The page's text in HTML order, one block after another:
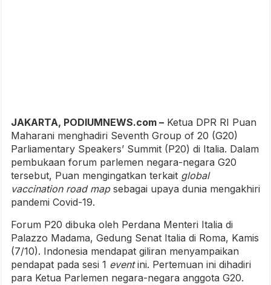
JAKARTA, PODIUMNEWS.com – Ketua DPR RI Puan
Maharani menghadiri Seventh Group of 20 (G20)
Parliamentary Speakers’ Summit (P20) di Italia. Dalam
pembukaan forum parlemen negara-negara G20
tersebut, Puan mengingatkan terkait global
vaccination road mapsebagai upaya dunia mengakhiri
pandemi Covid-19.
Forum P20 dibuka oleh Perdana Menteri Italia di
Palazzo Madama, Gedung Senat Italia di Roma, Kamis
(7/10). Indonesia mendapat giliran menyampaikan
pendapat pada sesi 1 eventini. Pertemuan ini dihadiri
para Ketua Parlemen negara-negara anggota G20.